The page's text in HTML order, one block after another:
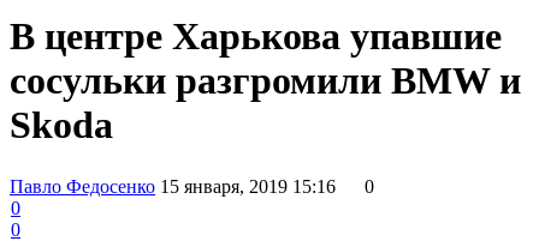
В центре Харькова упавшие
сосульки разгромили BMW и
Skoda
Павло Федосенко 15 января, 2019 15:16
0
0
0